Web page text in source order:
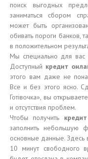
поиск выгодных
заниматься сбором
может быть
обивать пороги банков,
в положительном
Мы специально для вас
Доступный кредит
этого вам даже не
Все и без этого ясно.
Готівочка», вы
и отсутствия проблем.
Чтобы получить
заполнить небольшую
основные данные. Здесь
10 минут свободного